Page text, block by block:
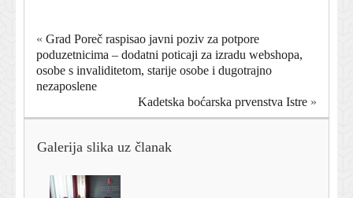
« Grad Poreč raspisao javni poziv za potpore
poduzetnicima – dodatni poticaji za izradu webshopa,
osobe s invaliditetom, starije osobe i dugotrajno
nezaposlene
Kadetska boćarska prvenstva Istre »
Galerija slika uz članak